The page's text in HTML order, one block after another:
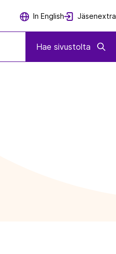
In English Jäsenextra
Hae sivustolta